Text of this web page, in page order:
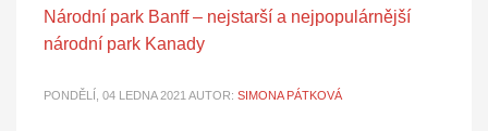
Národní park Banff – nejstarší a nejpopulárnější
národní park Kanady
PONDĚLÍ, 04 LEDNA 2021 AUTOR: SIMONA PÁTKOVÁ